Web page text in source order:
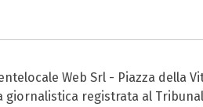
Web Srl - Piazza della
giornalistica registrata al